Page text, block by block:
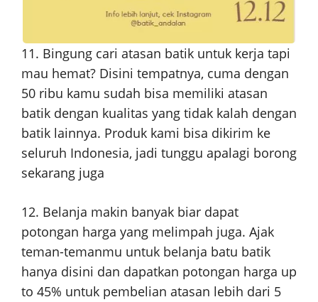
11. Bingung cari atasan batik untuk kerja tapi
mau hemat? Disini tempatnya, cuma dengan
50 ribu kamu sudah bisa memiliki atasan
batik dengan kualitas yang tidak kalah dengan
batik lainnya. Produk kami bisa dikirim ke
seluruh Indonesia, jadi tunggu apalagi borong
sekarang juga
12. Belanja makin banyak biar dapat
potongan harga yang melimpah juga. Ajak
teman-temanmu untuk belanja batu batik
hanya disini dan dapatkan potongan harga up
to 45% untuk pembelian atasan lebih dari 5